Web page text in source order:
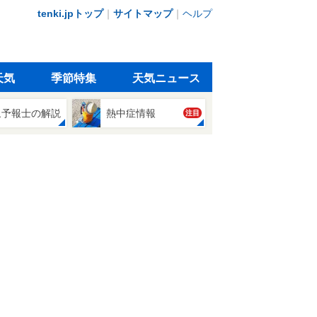
tenki.jpトップ｜ サイトマップ｜ ヘルプ
気 季節特集 天気ニュース
報士の解説 熱中症情報 注目